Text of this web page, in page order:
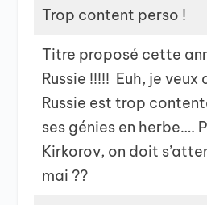
Trop content perso !
Titre proposé cette
Russie !!!!! Euh, je veux
Russie est trop
ses génies en herbe….
Kirkorov, on doit
mai ??